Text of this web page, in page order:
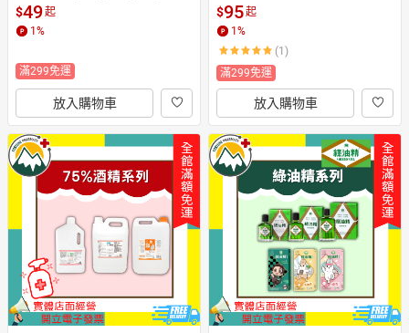
$49起
1 %
滿299免運
放入購物車
$95起
1 %
(1)
滿299免運
放入購物車